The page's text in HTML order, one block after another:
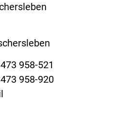
958-521
958-920